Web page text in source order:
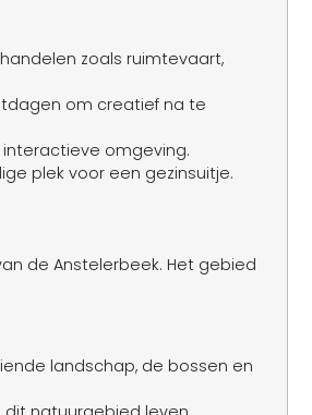
zoals ruimtevaart,
om creatief na te
interactieve omgeving.
plek voor een gezinsuitje.
de Anstelerbeek. Het gebied
landschap, de bossen en